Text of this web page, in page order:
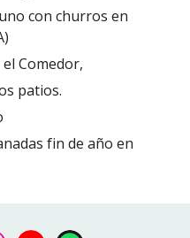
con churros en
Comedor,
patios.
fin de año en